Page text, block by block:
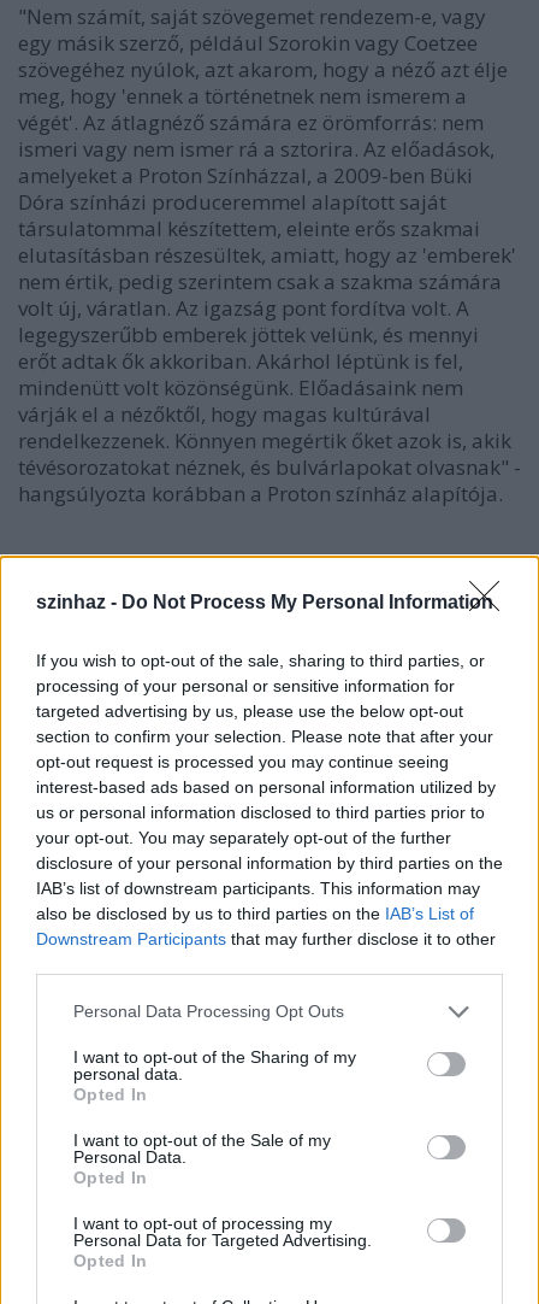
szinhaz - Do Not Process My Personal Information
If you wish to opt-out of the sale, sharing to third parties, or
processing of your personal or sensitive information for
targeted advertising by us, please use the below opt-out
section to confirm your selection. Please note that after your
opt-out request is processed you may continue seeing
interest-based ads based on personal information utilized by
us or personal information disclosed to third parties prior to
your opt-out. You may separately opt-out of the further
disclosure of your personal information by third parties on the
IAB’s list of downstream participants. This information may
also be disclosed by us to third parties on the IAB’s List of
Downstream Participants that may further disclose it to other
Please note that this website/app uses one or more Google
not limited to your visit or usage behaviour. You may click to
grant or deny consent to Google and its third-party tags to
use your data for below specified purposes in below Google
consent section.
Personal Data Processing Opt Outs
I want to opt-out of the Sharing of my
personal data.
Opted In
I want to opt-out of the Sale of my
Personal Data.
Opted In
I want to opt-out of processing my
Personal Data for Targeted Advertising.
Opted In
"Nem számít, saját szövegemet rendezem-e, vagy
egy másik szerző, például Szorokin vagy Coetzee
szövegéhez nyúlok, azt akarom, hogy a néző azt élje
meg, hogy 'ennek a történetnek nem ismerem a
végét'. Az átlagnéző számára ez örömforrás: nem
ismeri vagy nem ismer rá a sztorira. Az előadások,
amelyeket a Proton Színházzal, a 2009-ben Büki
Dóra színházi produceremmel alapított saját
társulatommal készítettem, eleinte erős szakmai
elutasításban részesültek, amiatt, hogy az 'emberek'
nem értik, pedig szerintem csak a szakma számára
volt új, váratlan. Az igazság pont fordítva volt. A
legegyszerűbb emberek jöttek velünk, és mennyi
erőt adtak ők akkoriban. Akárhol léptünk is fel,
mindenütt volt közönségünk. Előadásaink nem
várják el a nézőktől, hogy magas kultúrával
rendelkezzenek. Könnyen megértik őket azok is, akik
tévésorozatokat néznek, és bulvárlapokat olvasnak" -
hangsúlyozta korábban a Proton színház alapítója.